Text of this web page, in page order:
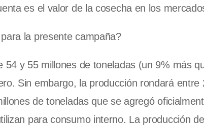
es el valor de la cosecha en los
la presente campaña?
54 y 55 millones de toneladas (un 9% más
Sin embargo, la producción rondará entre
de toneladas que se agregó
para consumo interno. La producción